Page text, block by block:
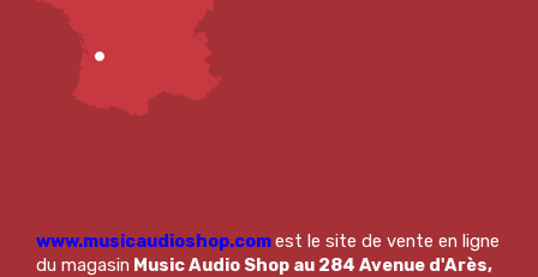
www.musicaudioshop.comest le site de vente en ligne
du magasin Music Audio Shop au 284 Avenue d'Arès,